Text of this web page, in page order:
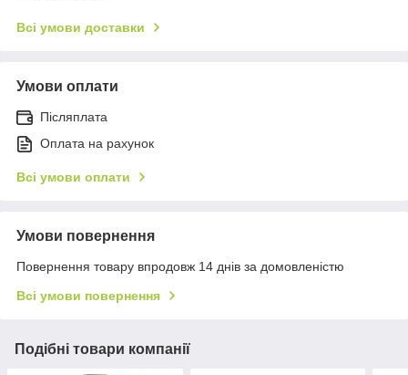
Всі умови доставки
Умови оплати
Післяплата
Оплата на рахунок
Всі умови оплати
Умови повернення
Повернення товару впродовж 14 днів за домовленістю
Всі умови повернення
Подібні товари компанії